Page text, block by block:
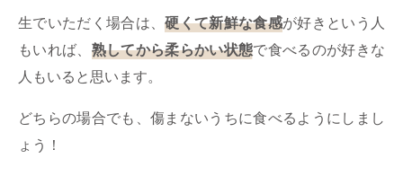
生でいただく場合は、硬くて新鮮な食感が好きという人
もいれば、 熟してから柔らかい状態で食べるのが好きな
人もいると思います。
どちらの場合でも、傷まないうちに食べるようにしまし
ょう！